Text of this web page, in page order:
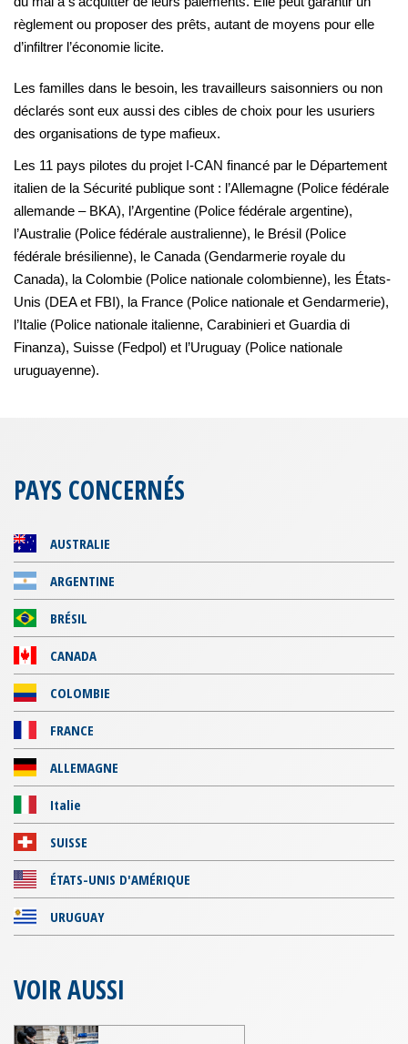
règlement ou proposer des prêts, autant de moyens pour elle
d’infiltrer l’économie licite.
Les familles dans le besoin, les travailleurs saisonniers ou non
déclarés sont eux aussi des cibles de choix pour les usuriers
des organisations de type mafieux.
Les 11 pays pilotes du projet I-CAN financé par le Département
italien de la Sécurité publique sont : l’Allemagne (Police fédérale
allemande – BKA), l’Argentine (Police fédérale argentine),
l’Australie (Police fédérale australienne), le Brésil (Police
fédérale brésilienne), le Canada (Gendarmerie royale du
Canada), la Colombie (Police nationale colombienne), les États-
Unis (DEA et FBI), la France (Police nationale et Gendarmerie),
l’Italie (Police nationale italienne, Carabinieri et Guardia di
Finanza), Suisse (Fedpol) et l’Uruguay (Police nationale
uruguayenne).
PAYS CONCERNÉS
AUSTRALIE
ARGENTINE
BRÉSIL
CANADA
COLOMBIE
FRANCE
ALLEMAGNE
Italie
SUISSE
ÉTATS-UNIS D'AMÉRIQUE
URUGUAY
VOIR AUSSI